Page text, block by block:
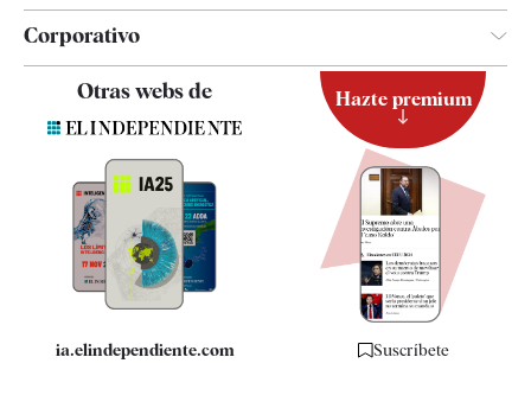
Corporativo
Contacto
Quiénes somos
Especificaciones
Otras webs de
ia.elindependiente.com
Hazte premium
Suscríbete